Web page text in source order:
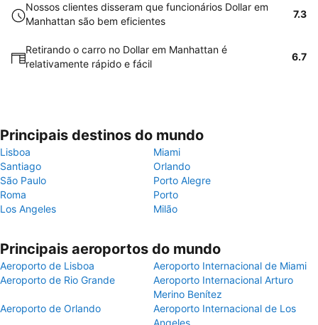
Nossos clientes disseram que funcionários Dollar em
Manhattan são bem eficientes
7.3
Retirando o carro no Dollar em Manhattan é
relativamente rápido e fácil
6.7
Principais destinos do mundo
Lisboa
Miami
Santiago
Orlando
São Paulo
Porto Alegre
Roma
Porto
Los Angeles
Milão
Principais aeroportos do mundo
Aeroporto de Lisboa
Aeroporto Internacional de Miami
Aeroporto de Rio Grande
Aeroporto Internacional Arturo
Merino Benítez
Aeroporto de Orlando
Aeroporto Internacional de Los
Angeles